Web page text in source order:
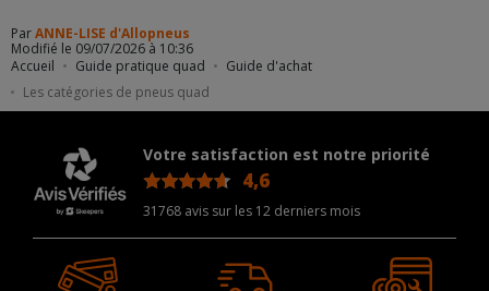
Accueil Guide pratique quad
Guide d'achat
Les catégories de pneus quad
ParANNE-LISE d'Allopneus
Modifié le 09/07/2026 à 10:36
Votre satisfaction est notre priorité
4,6
31768 avis sur les 12 derniers mois